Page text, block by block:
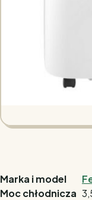
Marka i model
Moc chłodnicza